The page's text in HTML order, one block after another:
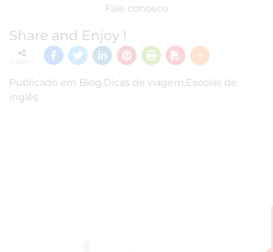
Fale conosco
Share and Enjoy !
Publicado em Blog,Dicas de viagem,Escolas de
inglês